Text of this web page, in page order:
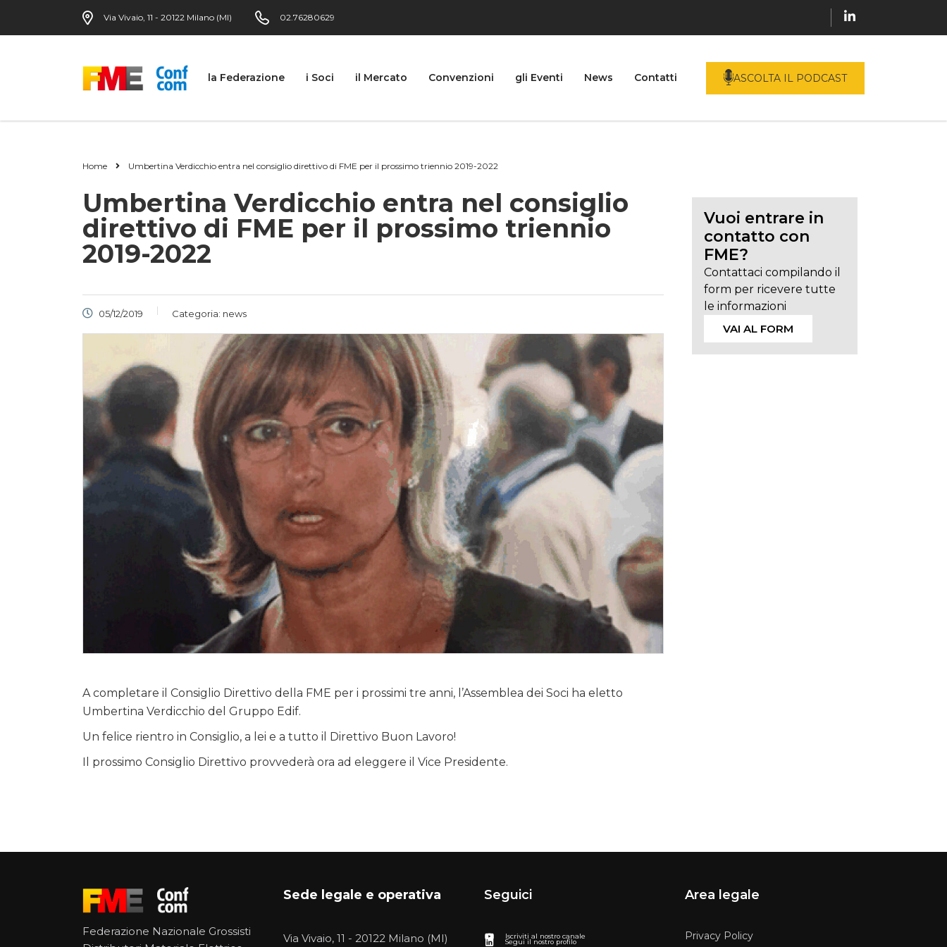
Via Vivaio, 11 - 20122 Milano (MI) 02.76280629
la Federazione i Soci il Mercato Convenzioni gli Eventi News Contatti ASCOLTA IL PODCAST
Home Umbertina Verdicchio entra nel consiglio direttivo di FME per il prossimo triennio 2019-2022
Umbertina Verdicchio entra nel consiglio
direttivo di FME per il prossimo triennio
2019-2022
05/12/2019 Categoria: news
A completare il Consiglio Direttivo della FME per i prossimi tre anni, l’Assemblea dei Soci ha eletto
Umbertina Verdicchio del Gruppo Edif.
Un felice rientro in Consiglio, a lei e a tutto il Direttivo Buon Lavoro!
Il prossimo Consiglio Direttivo provvederà ora ad eleggere il Vice Presidente.
Vuoi entrare in
contatto con
FME?
Contattaci compilando il
form per ricevere tutte
le informazioni
VAI AL FORM
Federazione Nazionale Grossisti
Sede legale e operativa
Via Vivaio, 11 - 20122 Milano (MI)
Seguici
Iscriviti al nostro canale
Segui il nostro profilo
Area legale
Privacy Policy